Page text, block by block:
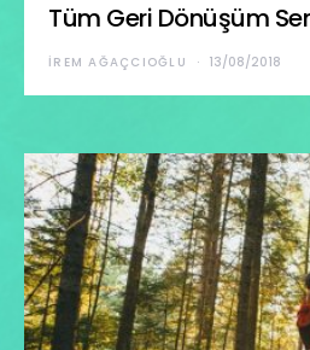
Tüm Geri Dönüşüm
İREM AĞAÇCIOĞLU 13/08/2018